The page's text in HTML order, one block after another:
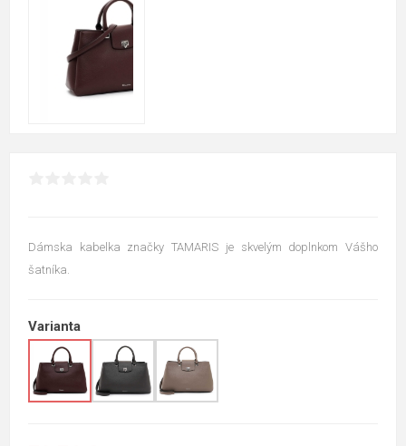
Dámska kabelka značky TAMARIS je skvelým doplnkom Vášho
šatníka.
Varianta